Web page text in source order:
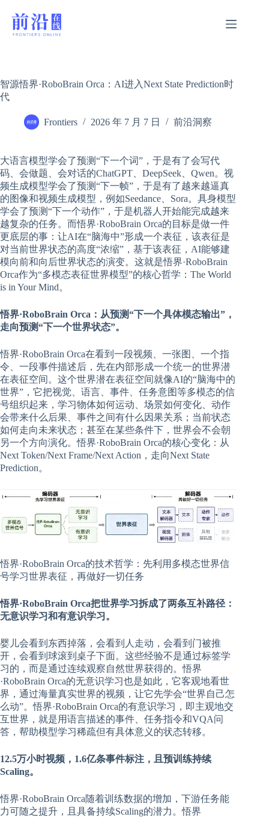
智源悟界·RoboBrain Orca：AI进入Next State Prediction时
代
Frontiers 2026 年 7 月 7 日 前沿洞察
大语言模型学会了预测“下一个词”，于是有了会写代
码、会做题、会对话的ChatGPT、DeepSeek、Qwen。视
频生成模型学会了预测“下一帧”，于是有了越来越逼真
的图像和视频生成模型，例如Seedance、Sora。具身模型
学会了预测“下一个动作”，于是机器人开始能完成越来
越复杂的任务。而悟界·RoboBrain Orca的目标是做一件
更底层的事：让AI在“脑海中”形成一个表征，该表征是
对当前世界状态的高度“浓缩”，基于该表征，AI能够建
模向前和向后世界状态的演变。这就是悟界·RoboBrain
Orca作为“多模态表征世界模型”的核心哲学：The World
is in Your Mind。
悟界·RoboBrain Orca：从预测“下一个具体模态输出”，
走向预测“下一个世界状态”。
悟界·RoboBrain Orca在看到一段视频、一张图、一个指
令、一段事件描述后，先在内部形成一个统一的世界潜
在表征空间。这个世界潜在表征空间就像AI的“脑海中的
世界”，它把视觉、语言、事件、任务意图等多模态的信
号组织起来，学习物体如何运动、场景如何变化、动作
会带来什么后果、事件之间有什么因果关系；当前状态
如何走向未来状态；甚至在某些条件下，世界会不会朝
另一个方向演化。悟界·RoboBrain Orca的核心变化：从
Next Token/Next Frame/Next Action，走向Next State
Prediction。
悟界·RoboBrain Orca的技术哲学：先利用多模态世界信
号学习世界表征，再做好一切任务
悟界·RoboBrain Orca把世界学习拆成了两条互补路径：
无意识学习和有意识学习。
婴儿会看到东西掉落，会看到人走动，会看到门被推
开，会看到球滚到桌子下面。这些经验不是通过标签学
习的，而是通过连续观察自然世界获得的。悟界
·RoboBrain Orca的无意识学习也是如此，它客观地看世
界，通过海量真实世界的视频，让它先学会“世界自己怎
么动”。悟界·RoboBrain Orca的有意识学习，即主观地交
互世界，就是用语言描述的事件、任务指令和VQA问
答，帮助模型学习稀疏但有具体意义的状态转移。
12.5万小时视频，1.6亿条事件标注，且预训练持续
Scaling。
悟界·RoboBrain Orca随着训练数据的增加，下游任务能
力可随之提升，且具备持续Scaling的潜力。悟界